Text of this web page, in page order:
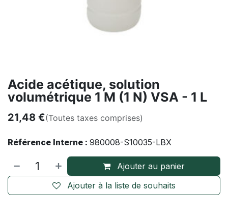
Acide acétique, solution
volumétrique 1 M (1 N) VSA - 1 L
21,48 €(Toutes taxes comprises)
Référence Interne : 980008-S10035-LBX
Ajouter au panier
Ajouter à la liste de souhaits